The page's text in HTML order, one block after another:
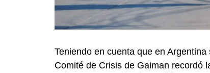
Teniendo en cuenta que en
Comité de Crisis de Gaiman recordó